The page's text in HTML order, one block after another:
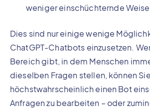
weniger einschüchternde
Dies sind nur einige wenige
ChatGPT-Chatbots einzusetzen.
Bereich gibt, in dem Menschen
dieselben Fragen stellen, können Sie
höchstwahrscheinlich einen Bot
Anfragen zu bearbeiten – oder